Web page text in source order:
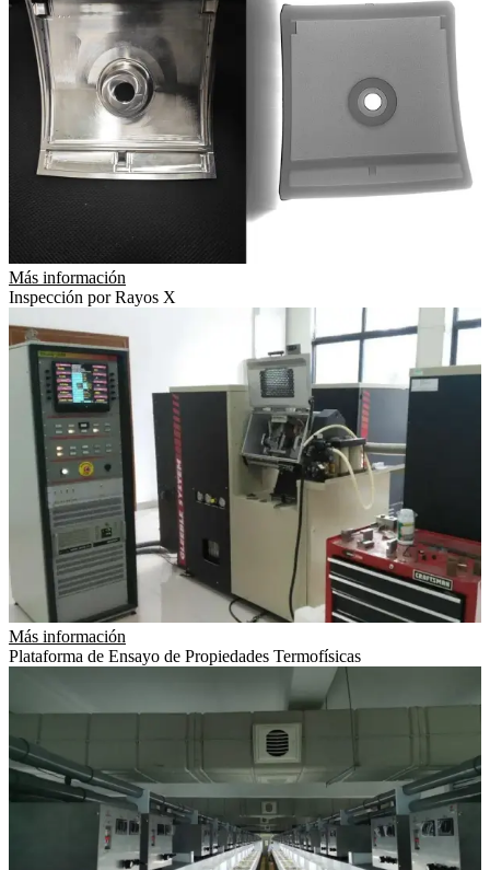
Más información
Inspección por Rayos X
Más información
Plataforma de Ensayo de Propiedades Termofísicas